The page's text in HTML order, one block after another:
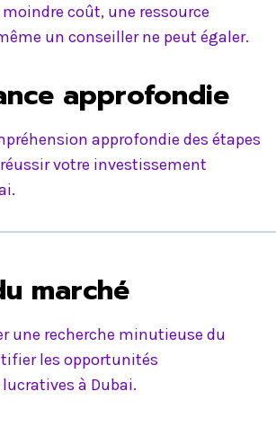
coût, une ressource
un conseiller ne peut égaler.
approfondie
approfondie des étapes
votre investissement
marché
une recherche minutieuse du
les opportunités
à Dubai.